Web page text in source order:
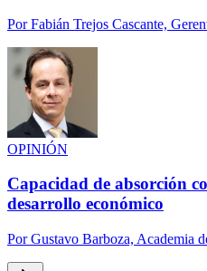
PorFabián Trejos Cascante,
OPINIÓN
Capacidad de absorción
desarrollo económico
PorGustavo Barboza, Academia